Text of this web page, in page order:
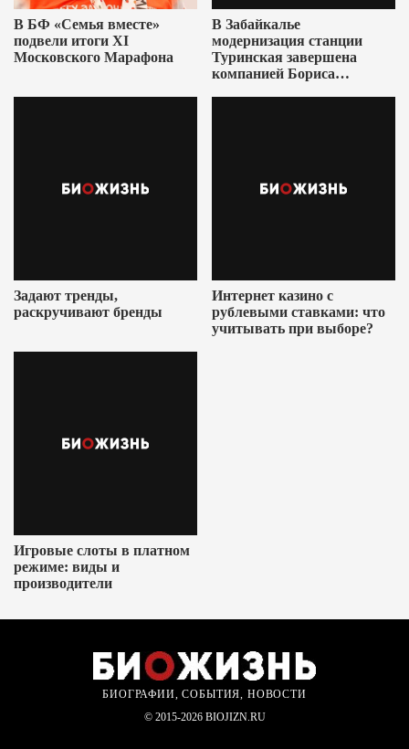
В БФ «Семья вместе»
подвели итоги XI
Московского Марафона
В Забайкалье
модернизация станции
Туринская завершена
компанией Бориса
Задают тренды,
раскручивают бренды
Интернет казино с
рублевыми ставками: что
учитывать при выборе?
Игровые слоты в платном
режиме: виды и
производители
БИОГРАФИИ, СОБЫТИЯ, НОВОСТИ
© 2015-2026 BIOJIZN.RU